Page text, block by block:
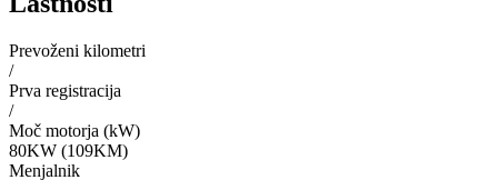
Prevoženi kilometri
/
Prva registracija
/
Moč motorja (kW)
80KW (109KM)
Menjalnik